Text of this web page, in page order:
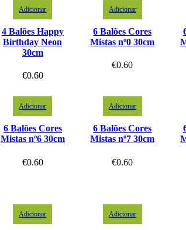
Adicionar
4 Balões Happy
Birthday Neon
30cm
€0.60
Adicionar
6 Balões Cores
Mistas nº0 30cm
€0.60
Adicionar
6 Balões Cores
Mistas nº6 30cm
€0.60
Adicionar
6 Balões Cores
Mistas nº7 30cm
€0.60
Adicionar Adicionar